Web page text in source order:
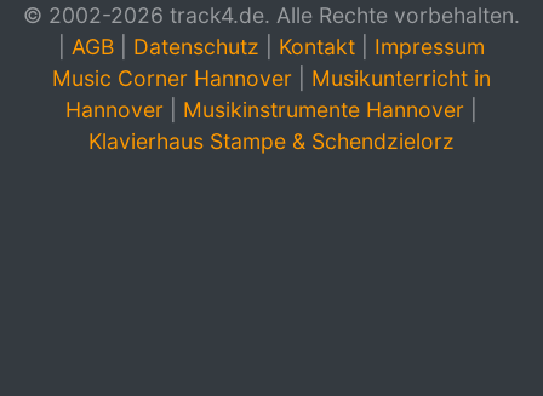
© 2002-2026 track4.de. Alle Rechte vorbehalten.
AGB Datenschutz Kontakt
Impressum
Music Corner Hannover
Musikunterricht in
Hannover
Musikinstrumente Hannover
Klavierhaus Stampe & Schendzielorz